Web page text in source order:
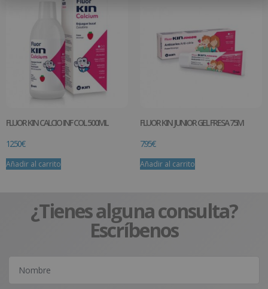
FLUOR KIN CALCIO INF COL 500ML
12.50€
Añadir al carrito
FLUOR KIN JUNIOR GEL FRESA 75M
7.95€
Añadir al carrito
¿Tienes alguna consulta?
Escríbenos